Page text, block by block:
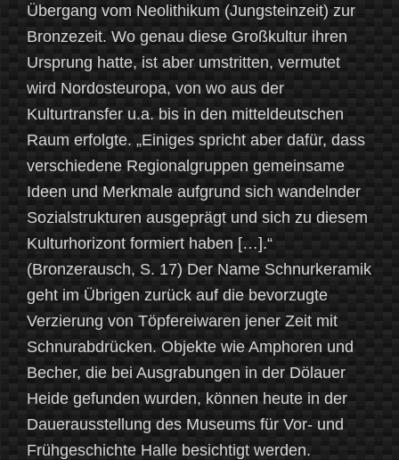
Übergang vom Neolithikum (Jungsteinzeit) zur
Bronzezeit. Wo genau diese Großkultur ihren
Ursprung hatte, ist aber umstritten, vermutet
wird Nordosteuropa, von wo aus der
Kulturtransfer u.a. bis in den mitteldeutschen
Raum erfolgte. „Einiges spricht aber dafür, dass
verschiedene Regionalgruppen gemeinsame
Ideen und Merkmale aufgrund sich wandelnder
Sozialstrukturen ausgeprägt und sich zu diesem
Kulturhorizont formiert haben […].“
(Bronzerausch, S. 17) Der Name Schnurkeramik
geht im Übrigen zurück auf die bevorzugte
Verzierung von Töpfereiwaren jener Zeit mit
Schnurabdrücken. Objekte wie Amphoren und
Becher, die bei Ausgrabungen in der Dölauer
Heide gefunden wurden, können heute in der
Dauerausstellung des Museums für Vor- und
Frühgeschichte Halle besichtigt werden.